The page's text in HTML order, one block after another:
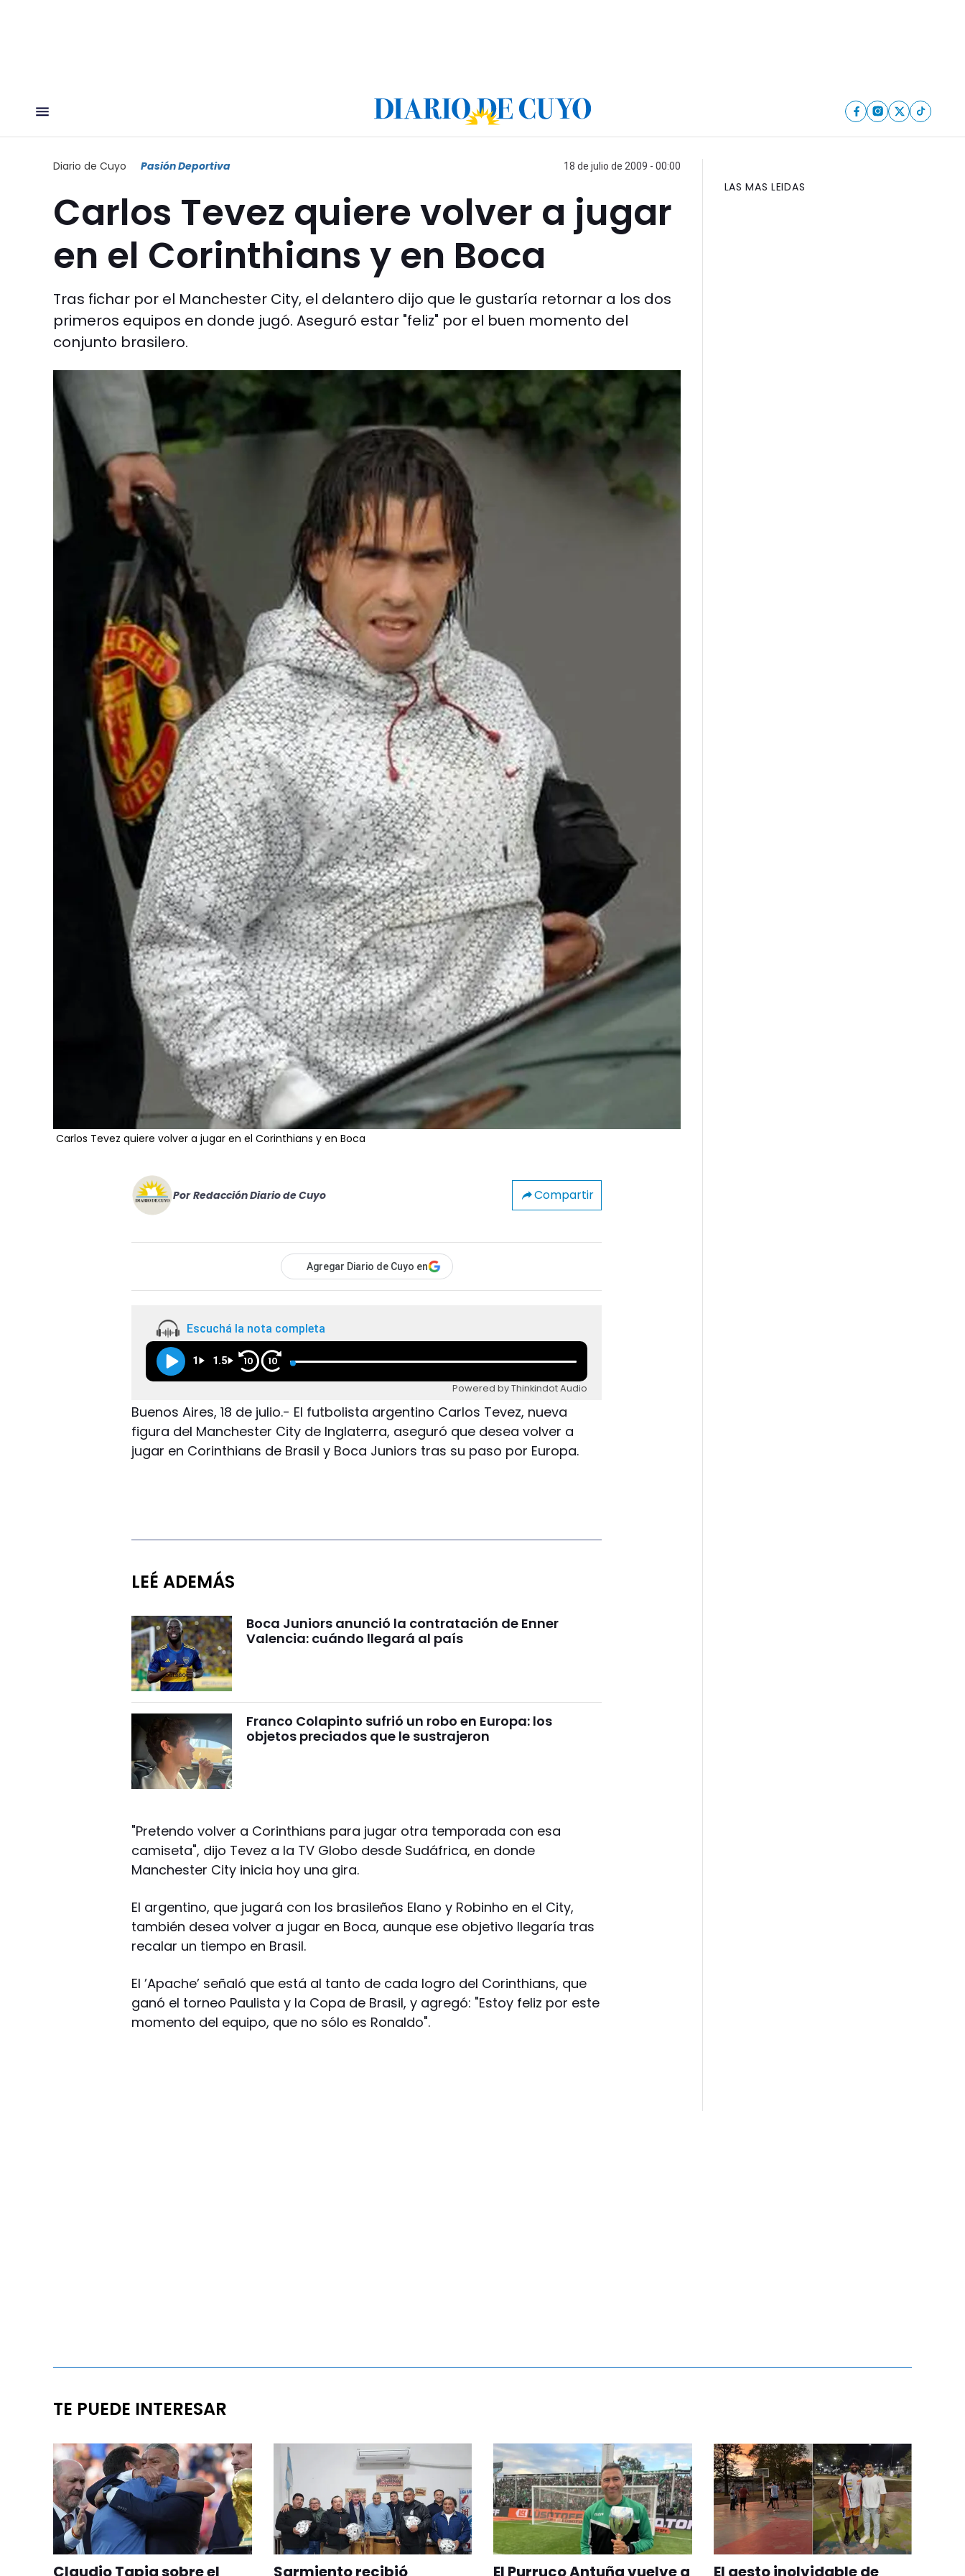
Diario de Cuyo Pasión Deportiva 18 de julio de 2009 - 00:00
Carlos Tevez quiere volver a jugar
en el Corinthians y en Boca
Tras fichar por el Manchester City, el delantero dijo que le gustaría retornar a los dos
primeros equipos en donde jugó. Aseguró estar "feliz" por el buen momento del
conjunto brasilero.
Carlos Tevez quiere volver a jugar en el Corinthians y en Boca
Por Redacción Diario de Cuyo Compartir
Agregar Diario de Cuyo en
Escuchá la nota completa
1 1.5 10 10
Powered by Thinkindot Audio
Buenos Aires, 18 de julio.- El futbolista argentino Carlos Tevez, nueva
figura del Manchester City de Inglaterra, aseguró que desea volver a
jugar en Corinthians de Brasil y Boca Juniors tras su paso por Europa.
LEÉ ADEMÁS
Boca Juniors anunció la contratación de Enner
Valencia: cuándo llegará al país
Franco Colapinto sufrió un robo en Europa: los
objetos preciados que le sustrajeron
"Pretendo volver a Corinthians para jugar otra temporada con esa
camiseta", dijo Tevez a la TV Globo desde Sudáfrica, en donde
Manchester City inicia hoy una gira.
El argentino, que jugará con los brasileños Elano y Robinho en el City,
también desea volver a jugar en Boca, aunque ese objetivo llegaría tras
recalar un tiempo en Brasil.
El ’Apache’ señaló que está al tanto de cada logro del Corinthians, que
ganó el torneo Paulista y la Copa de Brasil, y agregó: "Estoy feliz por este
momento del equipo, que no sólo es Ronaldo".
LAS MAS LEIDAS
TE PUEDE INTERESAR
Claudio Tapia sobre el Sarmiento recibió El Purruco Antuña vuelve a El gesto inolvidable de